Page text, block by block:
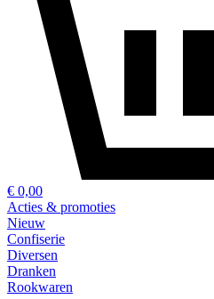
€ 0,00
Acties & promoties
Nieuw
Confiserie
Diversen
Dranken
Rookwaren